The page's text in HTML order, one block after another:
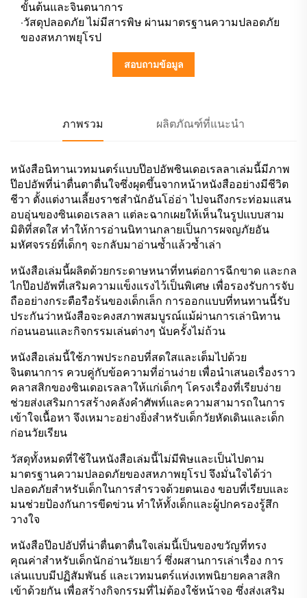
ขั้นต้นและจินตนาการ
·วัสดุปลอดภัย ไม่มีสารพิษ ผ่านมาตรฐานความปลอดภัย
ของสหภาพยุโรป
สอบถามข้อมูล
ภาพรวม ผลิตภัณฑ์ที่แนะนำ
หนังสือนิทานเวทมนตร์แบบป๊อปอัพซินเดอเรลลาเล่มนี้มีภาพ
ป๊อปอัพที่น่าตื่นตาตื่นใจซึ่งผุดขึ้นจากหน้าหนังสืออย่างมีชีวิต
ชีวา ตั้งแต่งานเลี้ยงราชสำนักอันโอ่อ่า ไปจนถึงกระท่อมแสน
อบอุ่นของซินเดอเรลลา แต่ละฉากเผยให้เห็นในรูปแบบสาม
มิติที่สดใส ทำให้การอ่านนิทานกลายเป็นการผจญภัยอัน
มหัศจรรย์ที่เด็กๆ จะกลับมาอ่านซ้ำแล้วซ้ำเล่า
หนังสือเล่มนี้ผลิตด้วยกระดาษหนาที่ทนต่อการฉีกขาด และกล
ไกป๊อปอัพที่เสริมความแข็งแรงไว้เป็นพิเศษ เพื่อรองรับการจับ
ถืออย่างกระตือรือร้นของเด็กเล็ก การออกแบบที่ทนทานนี้รับ
ประกันว่าหนังสือจะคงสภาพสมบูรณ์แม้ผ่านการเล่านิทาน
ก่อนนอนและกิจกรรมเล่นต่างๆ นับครั้งไม่ถ้วน
หนังสือเล่มนี้ใช้ภาพประกอบที่สดใสและเต็มไปด้วย
จินตนาการ ควบคู่กับข้อความที่อ่านง่าย เพื่อนำเสนอเรื่องราว
คลาสสิกของซินเดอเรลลาให้แก่เด็กๆ โครงเรื่องที่เรียบง่าย
ช่วยส่งเสริมการสร้างคลังคำศัพท์และความสามารถในการ
เข้าใจเนื้อหา จึงเหมาะอย่างยิ่งสำหรับเด็กวัยหัดเดินและเด็ก
ก่อนวัยเรียน
วัสดุทั้งหมดที่ใช้ในหนังสือเล่มนี้ไม่มีพิษและเป็นไปตาม
มาตรฐานความปลอดภัยของสหภาพยุโรป จึงมั่นใจได้ว่า
ปลอดภัยสำหรับเด็กในการสำรวจด้วยตนเอง ขอบที่เรียบและ
มนช่วยป้องกันการขีดข่วน ทำให้ทั้งเด็กและผู้ปกครองรู้สึก
วางใจ
หนังสือป๊อปอัปที่น่าตื่นตาตื่นใจเล่มนี้เป็นของขวัญที่ทรง
คุณค่าสำหรับเด็กนักอ่านวัยเยาว์ ซึ่งผสานการเล่าเรื่อง การ
เล่นแบบมีปฏิสัมพันธ์ และเวทมนตร์แห่งเทพนิยายคลาสสิก
เข้าด้วยกัน เพื่อสร้างกิจกรรมที่ไม่ต้องใช้หน้าจอ ซึ่งส่งเสริม